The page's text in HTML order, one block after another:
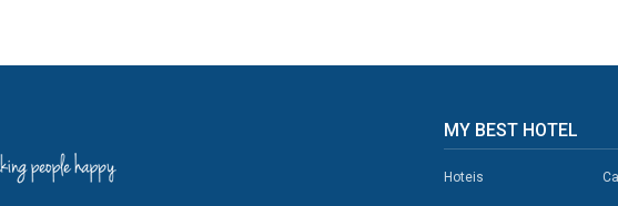
MY BEST HOTEL
Hoteis